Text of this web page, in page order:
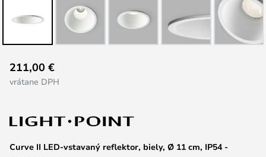
na
začiatok
obrázkov
Curve II LED-vstavaný reflektor, biely, Ø 11 cm, IP54 -
211,00 €
vrátane DPH